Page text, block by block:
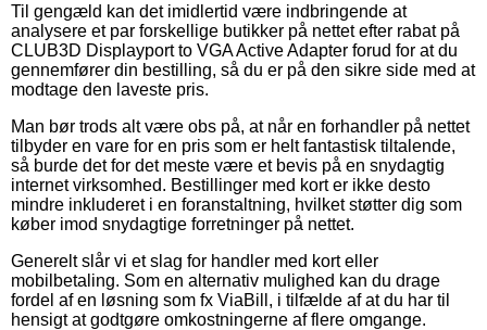
Til gengæld kan det imidlertid være indbringende at
analysere et par forskellige butikker på nettet efter rabat på
CLUB3D Displayport to VGA Active Adapter forud for at du
gennemfører din bestilling, så du er på den sikre side med at
modtage den laveste pris.
Man bør trods alt være obs på, at når en forhandler på nettet
tilbyder en vare for en pris som er helt fantastisk tiltalende,
så burde det for det meste være et bevis på en snydagtig
internet virksomhed. Bestillinger med kort er ikke desto
mindre inkluderet i en foranstaltning, hvilket støtter dig som
køber imod snydagtige forretninger på nettet.
Generelt slår vi et slag for handler med kort eller
mobilbetaling. Som en alternativ mulighed kan du drage
fordel af en løsning som fx ViaBill, i tilfælde af at du har til
hensigt at godtgøre omkostningerne af flere omgange.